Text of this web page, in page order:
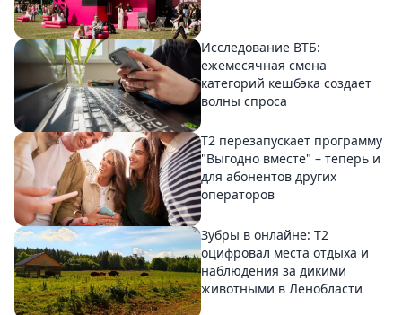
Исследование ВТБ:
ежемесячная смена
категорий кешбэка создает
волны спроса
Т2 перезапускает программу
"Выгодно вместе" – теперь и
для абонентов других
операторов
Зубры в онлайне: Т2
оцифровал места отдыха и
наблюдения за дикими
животными в Ленобласти